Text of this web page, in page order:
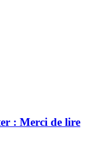
: Merci de lire